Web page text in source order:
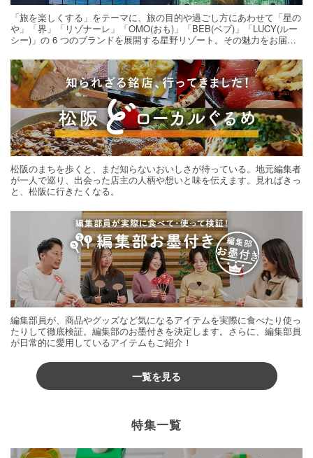
「旅を楽しくする」をテーマに、旅の目的や過ごし方にあわせて「星の
や」「界」「リゾナーレ」「OMO(おも)」「BEB(ベブ)」「LUCY(ルー
シー)」の 6 つのブランドを展開する星野リゾート。その魅力をお届け
松阪のまちを歩くと、まだ知らないおいしさが待っている。地元編集者
が一人で巡り、出会った店主の人柄や想いと味を伝えます。見ればきっ
と、松阪に行きたくなる。
編集部員が、商品やグッズなど気になるアイテムを実際に食べたり使っ
たりして徹底検証。編集部のお墨付きを決定します。さらに、編集部員
が日常的に愛用しているアイテムもご紹介！
一覧を見る
特集一覧